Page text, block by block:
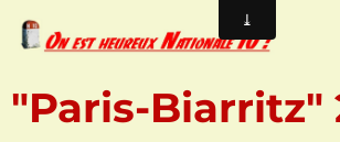
"Paris-Biarritz"